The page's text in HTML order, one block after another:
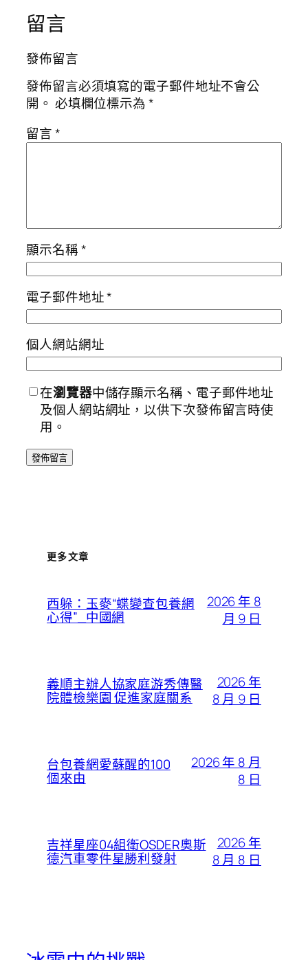
留言
發佈留言
發佈留言必須填寫的電子郵件地址不會公
開。 必填欄位標示為*
留言*
顯示名稱*
電子郵件地址*
個人網站網址
在瀏覽器中儲存顯示名稱、電子郵件地址
及個人網站網址，以供下次發佈留言時使
用。
更多文章
西躲：玉麥“蝶變查包養網
心得”_中國網
2026 年 8
月 9 日
義順主辦人協家庭游秀傳醫
院體檢樂園 促進家庭關系
2026 年
8 月 9 日
台包養網愛蘇醒的100
個來由
2026 年 8 月
8 日
吉祥星座04組衛OSDER奧斯
德汽車零件星勝利發射
2026 年
8 月 8 日